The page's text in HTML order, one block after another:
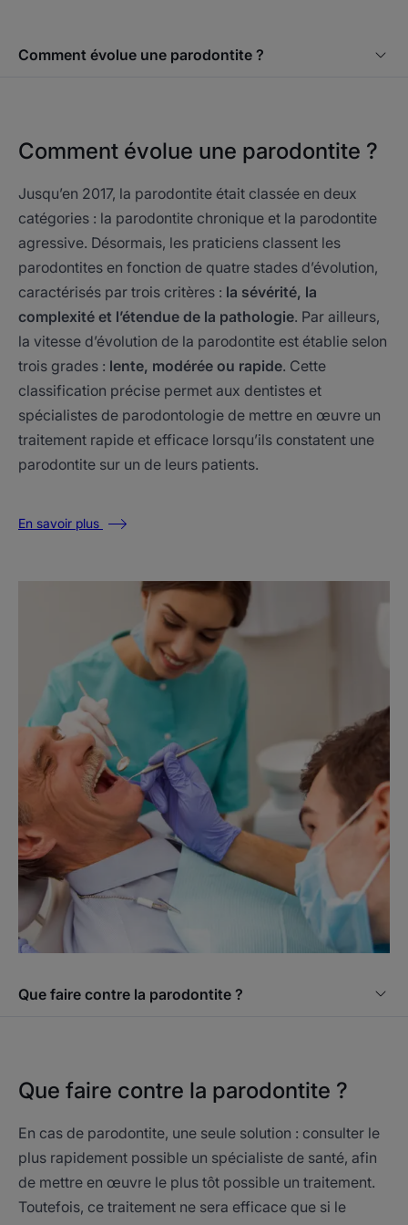
Comment évolue une parodontite ?
Comment évolue une parodontite ?
Jusqu’en 2017, la parodontite était classée en deux
catégories : la parodontite chronique et la parodontite
agressive. Désormais, les praticiens classent les
parodontites en fonction de quatre stades d’évolution,
caractérisés par trois critères : la sévérité, la
complexité et l’étendue de la pathologie. Par ailleurs,
la vitesse d’évolution de la parodontite est établie selon
trois grades : lente, modérée ou rapide. Cette
classification précise permet aux dentistes et
spécialistes de parodontologie de mettre en œuvre un
traitement rapide et efficace lorsqu’ils constatent une
parodontite sur un de leurs patients.
En savoir plus
Que faire contre la parodontite ?
Que faire contre la parodontite ?
En cas de parodontite, une seule solution : consulter le
plus rapidement possible un spécialiste de santé, afin
de mettre en œuvre le plus tôt possible un traitement.
Toutefois, ce traitement ne sera efficace que si le